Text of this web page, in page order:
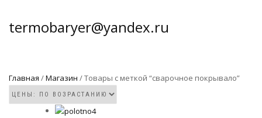
termobaryer@yandex.ru
Главная /Магазин / Товары с меткой “сварочное покрывало”